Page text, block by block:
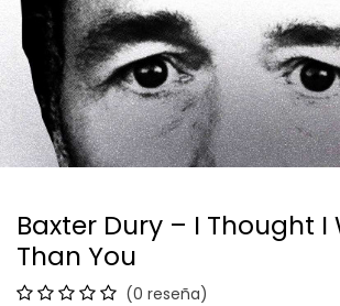
Baxter Dury – I Thought I
Than You
(0 reseña)